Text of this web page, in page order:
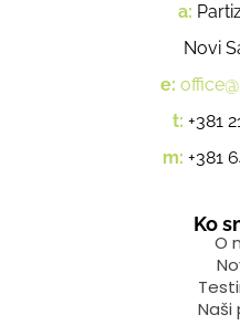
a:
Novi
e:
t: +381
m: +381
Ko
O
Naši